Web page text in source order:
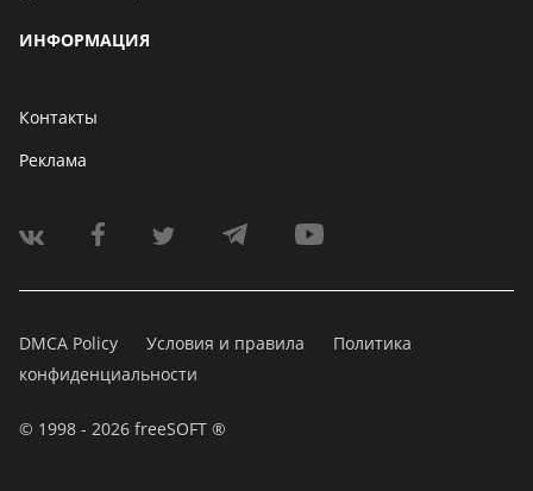
ИНФОРМАЦИЯ
Контакты
Реклама
DMCA Policy Условия и правила
Политика
конфиденциальности
© 1998 - 2026 freeSOFT ®